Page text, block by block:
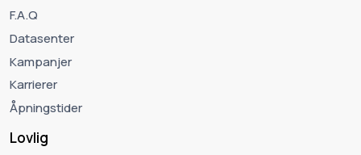
F.A.Q
Datasenter
Kampanjer
Karrierer
Åpningstider
Lovlig